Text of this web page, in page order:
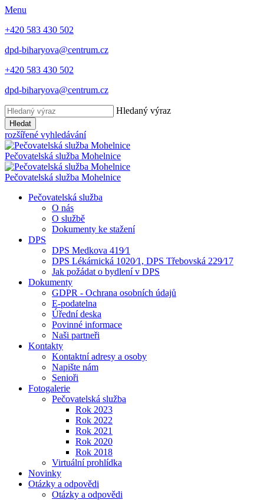
Menu
+420 583 430 502
dpd-biharyova@centrum.cz
+420 583 430 502
dpd-biharyova@centrum.cz
Hledaný výraz
Hledat
rozšířené vyhledávání
Pečovatelská služba Mohelnice
Pečovatelská služba Mohelnice
Pečovatelská služba
O nás
O službě
Dokumenty ke stažení
DPS
DPS Medkova 419⁄1
DPS Lékárnická 1020⁄1, DPS Třebovská 229⁄17
Jak požádat o bydlení v DPS
Dokumenty
GDPR - Ochrana osobních údajů
E-podatelna
Úřední deska
Povinné informace
Naši partneři
Kontakty
Kontaktní adresy a osoby
Napište nám
Senioři
Fotogalerie
Pečovatelská služba
Rok 2023
Rok 2022
Rok 2021
Rok 2020
Rok 2018
Virtuální prohlídka
Novinky
Otázky a odpovědi
Otázky a odpovědi